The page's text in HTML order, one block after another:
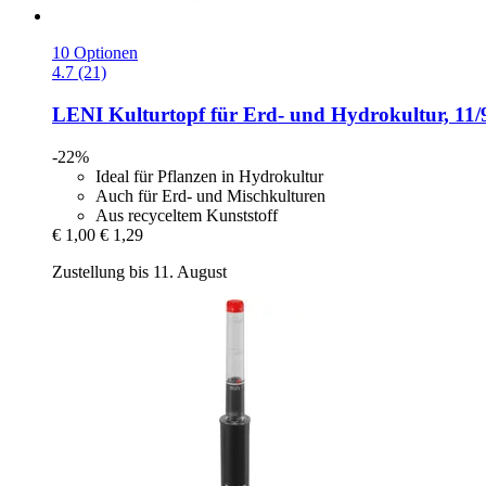
10 Optionen
4.7 (21)
LENI Kulturtopf für Erd-​ und Hydrokultur, 11/
-22%
Ideal für Pflanzen in Hydrokultur
Auch für Erd- und Mischkulturen
Aus recyceltem Kunststoff
€ 1,00 € 1,29
Zustellung bis 11. August